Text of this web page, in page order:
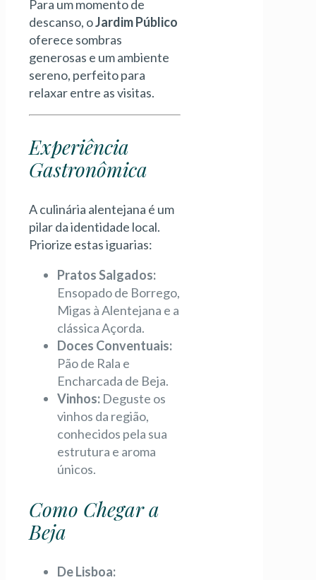
Para um momento de
descanso, oJardim Público
oferece sombras
generosas e um ambiente
sereno, perfeito para
relaxar entre as visitas.
Experiência
Gastronômica
A culinária alentejana é um
pilar da identidade local.
Priorize estas iguarias:
Pratos Salgados:
Ensopado de Borrego,
Migas à Alentejana e a
clássica Açorda.
Doces Conventuais:
Pão de Rala e
Encharcada de Beja.
Vinhos: Deguste os
vinhos da região,
conhecidos pela sua
estrutura e aroma
únicos.
Como Chegar a
Beja
De Lisboa: